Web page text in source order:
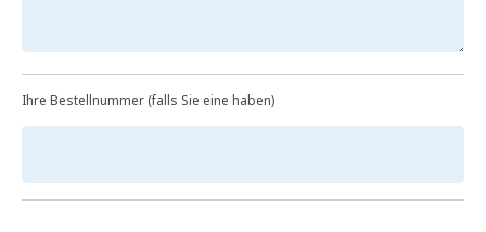
Ihre Bestellnummer (falls Sie eine haben)